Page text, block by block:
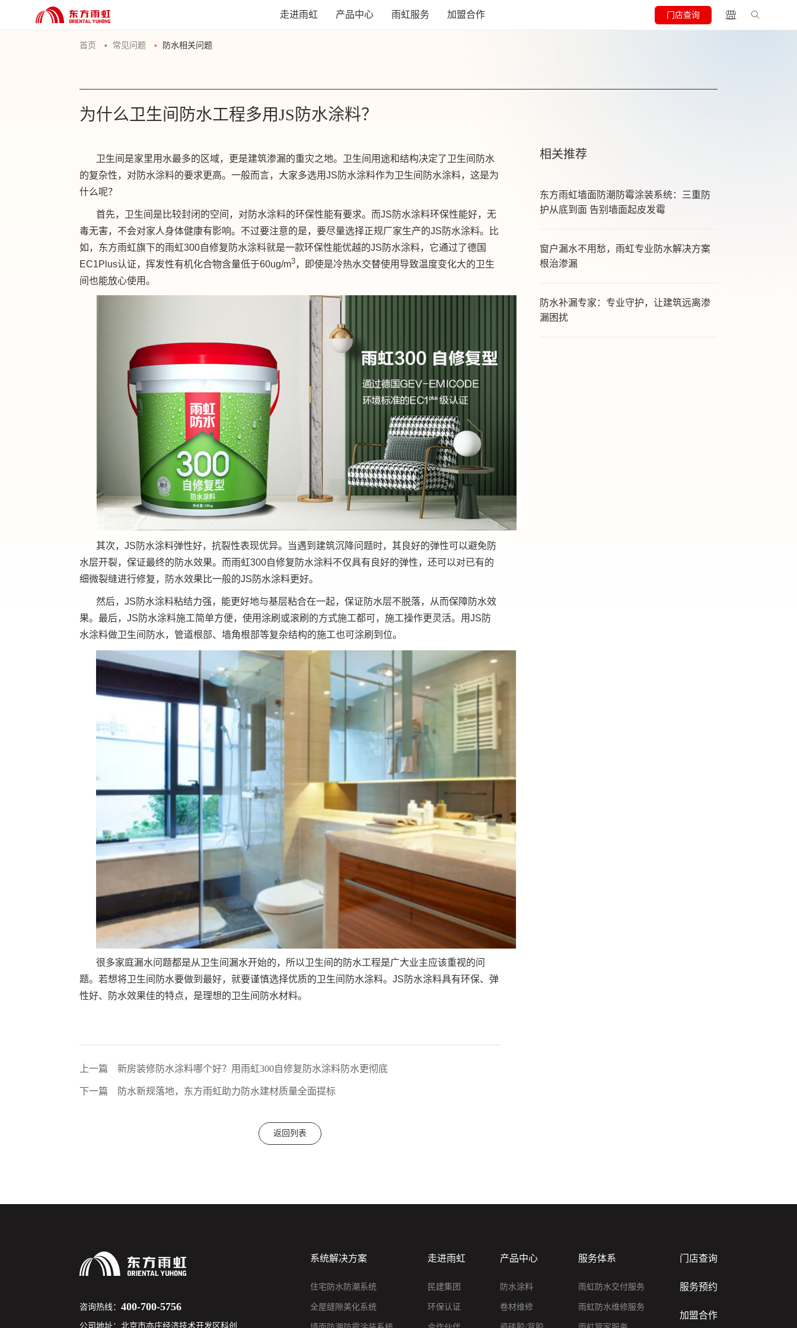
走进雨虹 产品中心 雨虹服务 加盟合作 门店查询
首页 常见问题 防水相关问题
为什么卫生间防水工程多用JS防水涂料？
卫生间是家里用水最多的区域，更是建筑渗漏的重灾之地。卫生间用途和结构决定了卫生间防水
的复杂性，对防水涂料的要求更高。一般而言，大家多选用JS防水涂料作为卫生间防水涂料，这是为
什么呢？
首先，卫生间是比较封闭的空间，对防水涂料的环保性能有要求。而JS防水涂料环保性能好，无
毒无害，不会对家人身体健康有影响。不过要注意的是，要尽量选择正规厂家生产的JS防水涂料。比
如，东方雨虹旗下的雨虹300自修复防水涂料就是一款环保性能优越的JS防水涂料，它通过了德国
EC1Plus认证，挥发性有机化合物含量低于60ug/m3，即使是冷热水交替使用导致温度变化大的卫生
间也能放心使用。
其次，JS防水涂料弹性好，抗裂性表现优异。当遇到建筑沉降问题时，其良好的弹性可以避免防
水层开裂，保证最终的防水效果。而雨虹300自修复防水涂料不仅具有良好的弹性，还可以对已有的
细微裂缝进行修复，防水效果比一般的JS防水涂料更好。
然后，JS防水涂料粘结力强，能更好地与基层粘合在一起，保证防水层不脱落，从而保障防水效
果。最后，JS防水涂料施工简单方便，使用涂刷或滚刷的方式施工都可，施工操作更灵活。用JS防
水涂料做卫生间防水，管道根部、墙角根部等复杂结构的施工也可涂刷到位。
很多家庭漏水问题都是从卫生间漏水开始的，所以卫生间的防水工程是广大业主应该重视的问
题。若想将卫生间防水要做到最好，就要谨慎选择优质的卫生间防水涂料。JS防水涂料具有环保、弹
性好、防水效果佳的特点，是理想的卫生间防水材料。
上一篇 新房装修防水涂料哪个好？用雨虹300自修复防水涂料防水更彻底
下一篇 防水新规落地，东方雨虹助力防水建材质量全面提标
返回列表
相关推荐
东方雨虹墙面防潮防霉涂装系统：三重防
护从底到面 告别墙面起皮发霉
窗户漏水不用愁，雨虹专业防水解决方案
根治渗漏
防水补漏专家：专业守护，让建筑远离渗
漏困扰
咨询热线：400-700-5756
公司地址：北京市亦庄经济技术开发区科创
系统解决方案
住宅防水防潮系统
全屋缝隙美化系统
走进雨虹
民建集团
环保认证
产品中心
防水涂料
卷材维修
服务体系
雨虹防水交付服务
雨虹防水维修服务
门店查询
服务预约
加盟合作